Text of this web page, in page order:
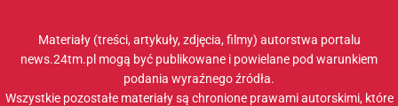
Materiały (treści, artykuły, zdjęcia, filmy) autorstwa portalu
news.24tm.pl mogą być publikowane i powielane pod warunkiem
podania wyraźnego źródła.
Wszystkie pozostałe materiały są chronione prawami autorskimi, które